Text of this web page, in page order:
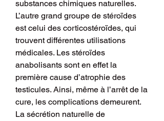
substances chimiques naturelles.
L’autre grand groupe de stéroïdes
est celui des corticostéroïdes, qui
trouvent différentes utilisations
médicales. Les stéroïdes
anabolisants sont en effet la
première cause d’atrophie des
testicules. Ainsi, même à l’arrêt de la
cure, les complications demeurent.
La sécrétion naturelle de